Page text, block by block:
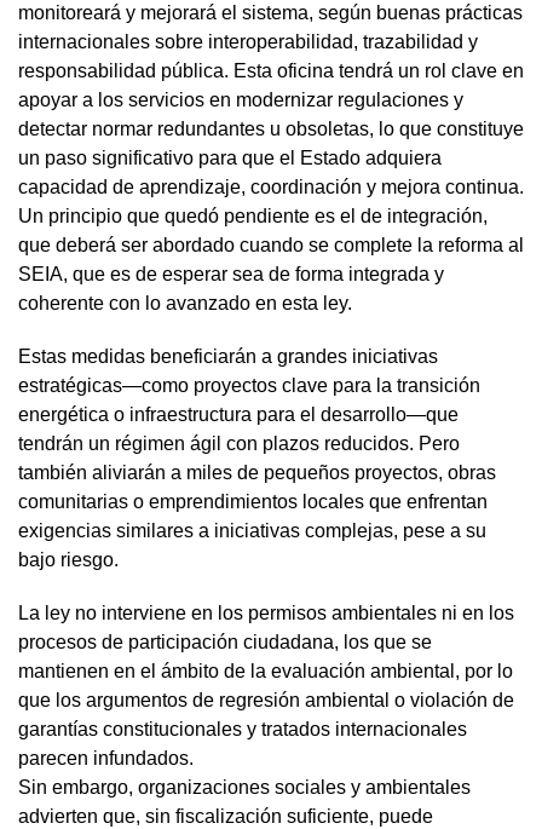
monitoreará y mejorará el sistema, según buenas prácticas
internacionales sobre interoperabilidad, trazabilidad y
responsabilidad pública. Esta oficina tendrá un rol clave en
apoyar a los servicios en modernizar regulaciones y
detectar normar redundantes u obsoletas, lo que constituye
un paso significativo para que el Estado adquiera
capacidad de aprendizaje, coordinación y mejora continua.
Un principio que quedó pendiente es el de integración,
que deberá ser abordado cuando se complete la reforma al
SEIA, que es de esperar sea de forma integrada y
coherente con lo avanzado en esta ley.
Estas medidas beneficiarán a grandes iniciativas
estratégicas—como proyectos clave para la transición
energética o infraestructura para el desarrollo—que
tendrán un régimen ágil con plazos reducidos. Pero
también aliviarán a miles de pequeños proyectos, obras
comunitarias o emprendimientos locales que enfrentan
exigencias similares a iniciativas complejas, pese a su
bajo riesgo.
La ley no interviene en los permisos ambientales ni en los
procesos de participación ciudadana, los que se
mantienen en el ámbito de la evaluación ambiental, por lo
que los argumentos de regresión ambiental o violación de
garantías constitucionales y tratados internacionales
parecen infundados.
Sin embargo, organizaciones sociales y ambientales
advierten que, sin fiscalización suficiente, puede